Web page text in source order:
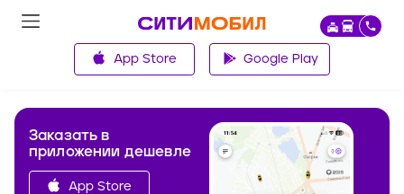
App Store Google Play
Заказать в
приложении дешевле
App Store